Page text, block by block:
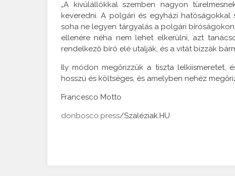
„A kívülállókkal szemben nagyon
keveredni. A polgári és egyházi
soha ne legyen tárgyalás a polgári
ellenére néha nem lehet elkerülni, azt
rendelkező bíró elé utalják, és a vitát bízzák
Ily módon megőrizzük a tiszta lelkiismeretet,
hosszú és költséges, és amelyben nehéz
Francesco Motto
donbosco.press/Szaléziak.HU